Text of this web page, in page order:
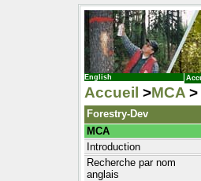
English
Accueil >MCA
Forestry-Dev
MCA
Introduction
Recherche par nom
anglais